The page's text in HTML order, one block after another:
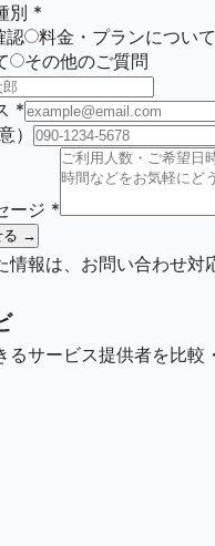
別 *
認
料金・プランについて
その他のご質問
*
）
ージ *
る →
情報は、お問い合わせ対
るサービス提供者を比較